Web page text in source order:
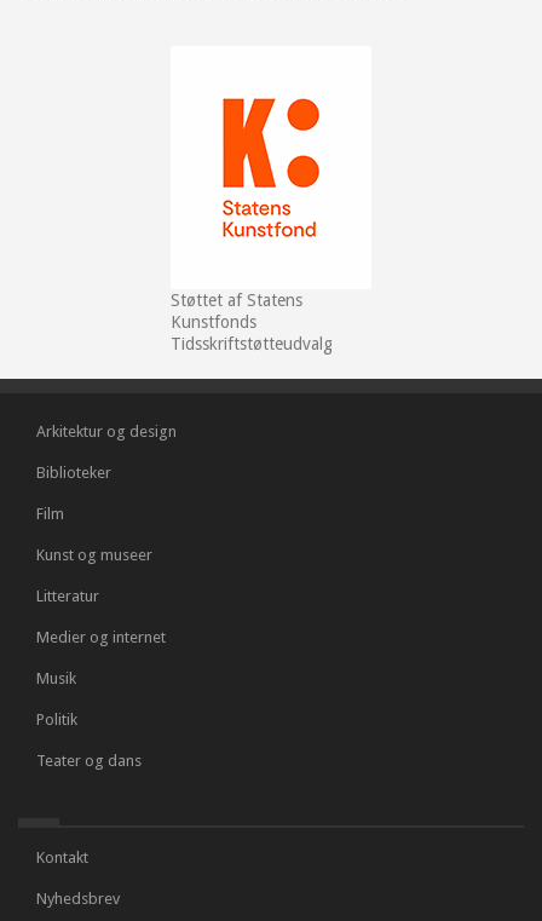
Støttet af Statens
Kunstfonds
Tidsskriftstøtteudvalg
Arkitektur og design
Biblioteker
Film
Kunst og museer
Litteratur
Medier og internet
Musik
Politik
Teater og dans
Kontakt
Nyhedsbrev